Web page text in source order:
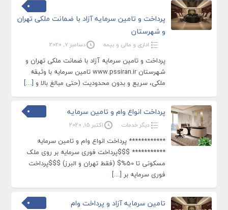
پرداخت و تامین سرمایه آزاد با ضمانت ملکی تهران
و شهرستان
اداری و مالی و بیمه دسامبر 7, 2020
پرداخت و تامین سرمایه آزاد با ضمانت ملکی تهران و
شهرستان www.pssiran.ir تامین سرمایه با وثیقه
ملکی، سریع و بدون محدودیت (حتی مبالغ بالا و […]
پرداخت انواع وام و تامین سرمایه
دیگر خدمات اکتبر 15, 2020
************ پرداخت انواع وام و تامین سرمایه
*********** $$$️️️️پرداخت فوری سرمایه بر روی ملک
مسکونی تا 50%$ (فقط تهران و البرز) $$$️️️️️️پرداخت
فوری سرمایه بر […]
تامین سرمایه آزاد و پرداخت وام